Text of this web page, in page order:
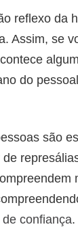
reflexo
Assim, se
do
são
confiança.